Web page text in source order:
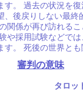
す。 過去の状況を
、後戻りしない最終
関係が再び訪れる
や採用試験などで
。 死後の世界とも
審判の意味
タロッ